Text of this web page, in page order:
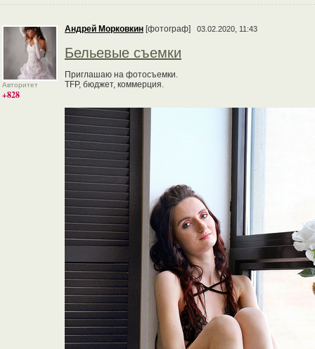
Авторитет
+828
Андрей Морковкин [фотограф] 03.02.2020, 11:43
Бельевые съемки
Приглашаю на фотосъемки.
TFP, бюджет, коммерция.